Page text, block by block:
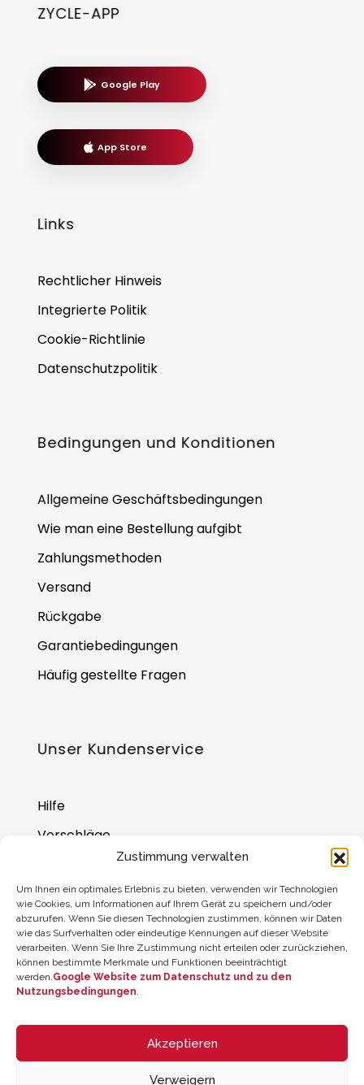
Zustimmung verwalten
Um Ihnen ein optimales Erlebnis zu bieten, verwenden wir Technologien
wie Cookies, um Informationen auf Ihrem Gerät zu speichern und/oder
abzurufen. Wenn Sie diesen Technologien zustimmen, können wir Daten
wie das Surfverhalten oder eindeutige Kennungen auf dieser Website
verarbeiten. Wenn Sie Ihre Zustimmung nicht erteilen oder zurückziehen,
können bestimmte Merkmale und Funktionen beeinträchtigt
werden.Google Website zum Datenschutz und zu den
Nutzungsbedingungen.
Akzeptieren
Verweigern
ZYCLE-APP
Google Play
App Store
Links
Rechtlicher Hinweis
Integrierte Politik
Cookie-Richtlinie
Datenschutzpolitik
Bedingungen und Konditionen
Allgemeine Geschäftsbedingungen
Wie man eine Bestellung aufgibt
Zahlungsmethoden
Versand
Rückgabe
Garantiebedingungen
Häufig gestellte Fragen
Unser Kundenservice
Hilfe
Vorschläge
Wo Sie uns finden
Saldo der Geschenkkarte